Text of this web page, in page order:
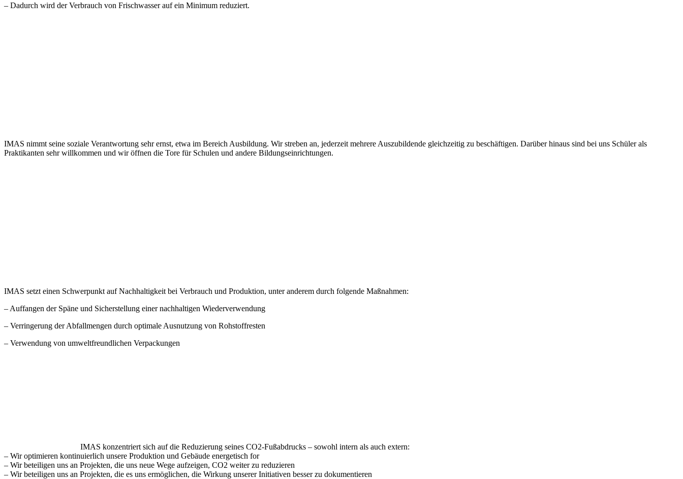
– Dadurch wird der Verbrauch von Frischwasser auf ein Minimum reduziert.
IMAS nimmt seine soziale Verantwortung sehr ernst, etwa im Bereich Ausbildung. Wir streben an, jederzeit mehrere Auszubildende gleichzeitig zu beschäftigen. Darüber hinaus sind bei uns Schüler als
Praktikanten sehr willkommen und wir öffnen die Tore für Schulen und andere Bildungseinrichtungen.
IMAS setzt einen Schwerpunkt auf Nachhaltigkeit bei Verbrauch und Produktion, unter anderem durch folgende Maßnahmen:
– Auffangen der Späne und Sicherstellung einer nachhaltigen Wiederverwendung
– Verringerung der Abfallmengen durch optimale Ausnutzung von Rohstoffresten
– Verwendung von umweltfreundlichen Verpackungen
IMAS konzentriert sich auf die Reduzierung seines CO2-Fußabdrucks – sowohl intern als auch extern:
– Wir optimieren kontinuierlich unsere Produktion und Gebäude energetisch for
– Wir beteiligen uns an Projekten, die uns neue Wege aufzeigen, CO2 weiter zu reduzieren
– Wir beteiligen uns an Projekten, die es uns ermöglichen, die Wirkung unserer Initiativen besser zu dokumentieren